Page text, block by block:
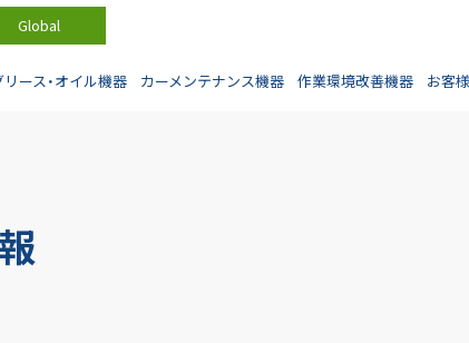
Global
リース・オイル機器 カーメンテナンス機器 作業環境改善機器 お客